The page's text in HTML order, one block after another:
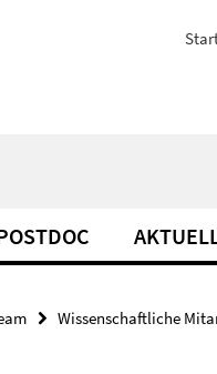
Wissenschaftliche